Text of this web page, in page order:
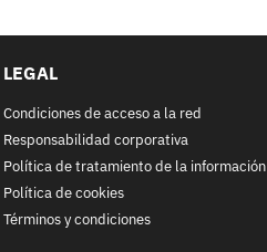
LEGAL
Condiciones de acceso a la red
Responsabilidad corporativa
Política de tratamiento de la información
Política de cookies
Términos y condiciones